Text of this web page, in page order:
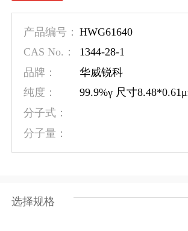
产品编号： HWG61640
CAS No.：
1344-28-1
品牌：
华威锐科
纯度：
99.9%γ 尺寸
分子式：
分子量：
选择规格